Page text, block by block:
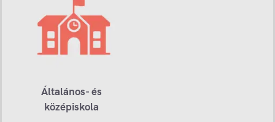
Általános- és
középiskola